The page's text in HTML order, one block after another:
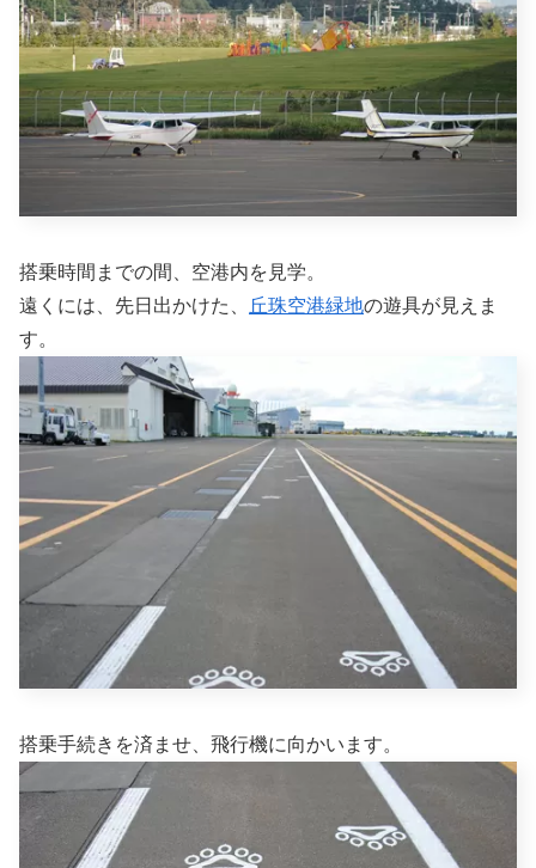
搭乗時間までの間、空港内を見学。
遠くには、先日出かけた、
丘珠空港緑地の遊具が見えま
す。
搭乗手続きを済ませ、飛行機に向かいます。